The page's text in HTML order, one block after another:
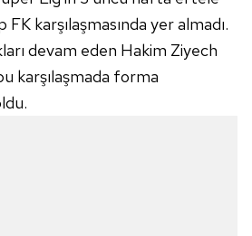
ve sizlere yönelik
yapılması, amaçlarıyla
dahilinde kullanılacaktır.
aşağıda yer alan panel
karşılaşmasında yer almadı.
devam eden Hakim Ziyech
karşılaşmada forma